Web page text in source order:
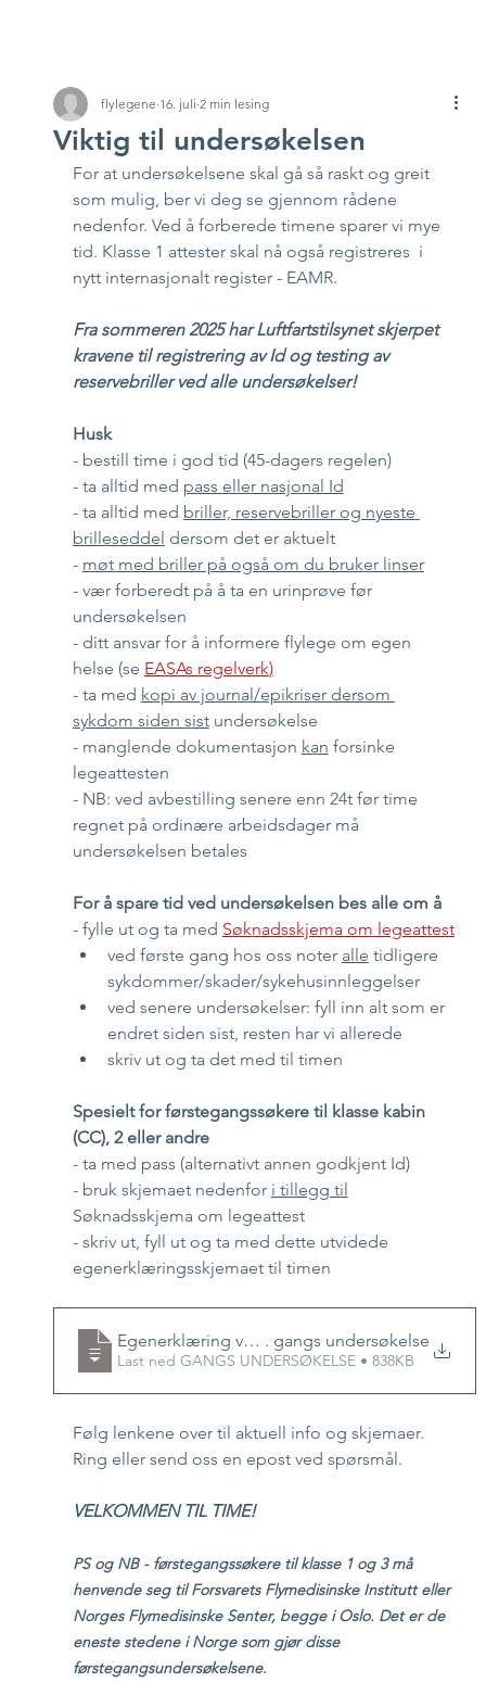
Viktig til undersøkelsen
flylegene 16. juli 2 min lesing
For at undersøkelsene skal gå så raskt og greit
som mulig, ber vi deg se gjennom rådene
nedenfor. Ved å forberede timene sparer vi mye
tid. Klasse 1 attester skal nå også registreres  i
nytt internasjonalt register - EAMR.
Fra sommeren 2025 har Luftfartstilsynet skjerpet
kravene til registrering av Id og testing av
reservebriller ved alle undersøkelser!
Husk
- bestill time i god tid (45-dagers regelen)
- ta alltid med pass eller nasjonal Id
- ta alltid med briller, reservebriller og nyeste
brilleseddel dersom det er aktuelt
- møt med briller på også om du bruker linser
- vær forberedt på å ta en urinprøve før
undersøkelsen
- ditt ansvar for å informere flylege om egen
helse (se EASAs regelverk)
- ta med kopi av journal/epikriser dersom
sykdom siden sist undersøkelse
- manglende dokumentasjon kan forsinke
legeattesten
- NB: ved avbestilling senere enn 24t før time
regnet på ordinære arbeidsdager må
undersøkelsen betales
For å spare tid ved undersøkelsen bes alle om å
- fylle ut og ta med Søknadsskjema om legeattest
ved første gang hos oss noter alle tidligere
sykdommer/skader/sykehusinnleggelser
ved senere undersøkelser: fyll inn alt som er
endret siden sist, resten har vi allerede
skriv ut og ta det med til timen
Spesielt for førstegangssøkere til klasse kabin
(CC), 2 eller andre
- ta med pass (alternativt annen godkjent Id)
- bruk skjemaet nedenfor i tillegg til
Søknadsskjema om legeattest
- skriv ut, fyll ut og ta med dette utvidede
egenerklæringsskjemaet til timen
Egenerklæring ved 1. gangs undersøkelse
Last ned GANGS UNDERSØKELSE • 838KB
Følg lenkene over til aktuell info og skjemaer.
Ring eller send oss en epost ved spørsmål.
VELKOMMEN TIL TIME!
PS og NB - førstegangssøkere til klasse 1 og 3 må
henvende seg til Forsvarets Flymedisinske Institutt eller
Norges Flymedisinske Senter, begge i Oslo. Det er de
eneste stedene i Norge som gjør disse
førstegangsundersøkelsene.